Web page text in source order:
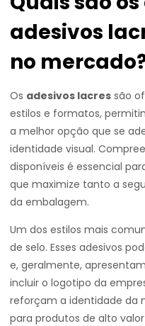
adesivos
no
Os adesivos lacres são
estilos e formatos,
a melhor opção que se
identidade visual.
disponíveis é essencial
que maximize tanto a
da embalagem.
Um dos estilos mais
de selo. Esses adesivos
e, geralmente,
incluir o logotipo da
reforçam a identidade da
para produtos de alto